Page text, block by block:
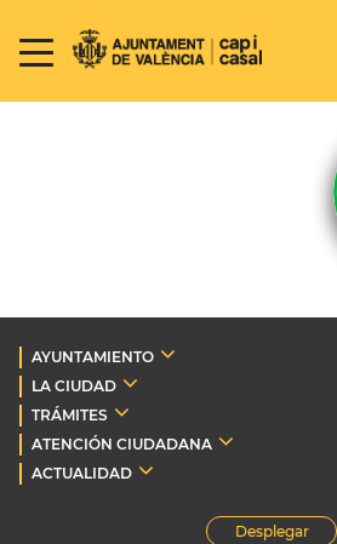
AYUNTAMIENTO
LA CIUDAD
TRÁMITES
ATENCIÓN CIUDADANA
ACTUALIDAD
Desplegar